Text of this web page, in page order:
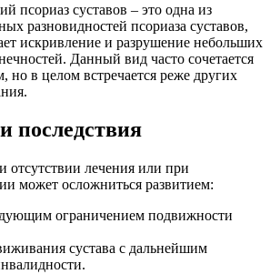
псориаз суставов – это одна из
разновидностей псориаза суставов,
искривление и разрушение небольших
Данный вид часто сочетается
но в целом встречается реже других
последствия
отсутствии лечения или при
может осложниться развитием:
ограничением подвижности
сустава с дальнейшим